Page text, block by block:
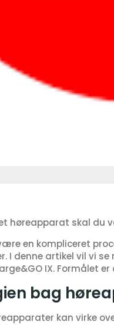
høreapparat skal du
en kompliceret
I denne artikel vil vi
IX.
bag
kan virke